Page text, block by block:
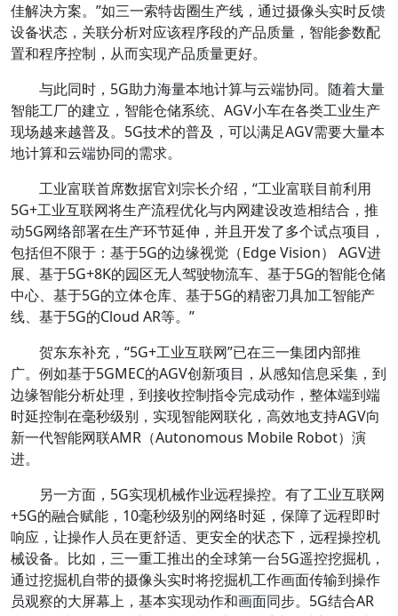
佳解决方案。”如三一索特齿圈生产线，通过摄像头实时反馈
设备状态，关联分析对应该程序段的产品质量，智能参数配
置和程序控制，从而实现产品质量更好。
与此同时，5G助力海量本地计算与云端协同。随着大量
智能工厂的建立，智能仓储系统、AGV小车在各类工业生产
现场越来越普及。5G技术的普及，可以满足AGV需要大量本
地计算和云端协同的需求。
工业富联首席数据官刘宗长介绍，“工业富联目前利用
5G+工业互联网将生产流程优化与内网建设改造相结合，推
动5G网络部署在生产环节延伸，并且开发了多个试点项目，
包括但不限于：基于5G的边缘视觉（Edge Vision） AGV进
展、基于5G+8K的园区无人驾驶物流车、基于5G的智能仓储
中心、基于5G的立体仓库、基于5G的精密刀具加工智能产
线、基于5G的Cloud AR等。”
贺东东补充，“5G+工业互联网”已在三一集团内部推
广。例如基于5GMEC的AGV创新项目，从感知信息采集，到
边缘智能分析处理，到接收控制指令完成动作，整体端到端
时延控制在毫秒级别，实现智能网联化，高效地支持AGV向
新一代智能网联AMR（Autonomous Mobile Robot）演
进。
另一方面，5G实现机械作业远程操控。有了工业互联网
+5G的融合赋能，10毫秒级别的网络时延，保障了远程即时
响应，让操作人员在更舒适、更安全的状态下，远程操控机
械设备。比如，三一重工推出的全球第一台5G遥控挖掘机，
通过挖掘机自带的摄像头实时将挖掘机工作画面传输到操作
员观察的大屏幕上，基本实现动作和画面同步。5G结合AR